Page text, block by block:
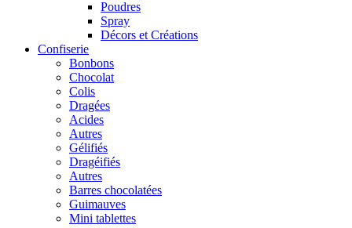
Poudres
Spray
Décors et Créations
Confiserie
Bonbons
Chocolat
Colis
Dragées
Acides
Autres
Gélifiés
Dragéifiés
Autres
Barres chocolatées
Guimauves
Mini tablettes